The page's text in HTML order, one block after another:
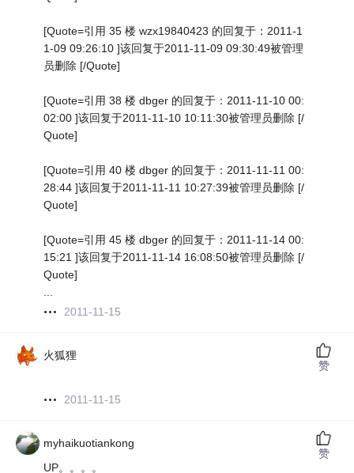
[Quote=引用 35 楼 wzx19840423 的回复于：2011-1
1-09 09:26:10 ]该回复于2011-11-09 09:30:49被管理
员删除 [/Quote]
[Quote=引用 38 楼 dbger 的回复于：2011-11-10 00:
02:00 ]该回复于2011-11-10 10:11:30被管理员删除 [/
Quote]
[Quote=引用 40 楼 dbger 的回复于：2011-11-11 00:
28:44 ]该回复于2011-11-11 10:27:39被管理员删除 [/
Quote]
[Quote=引用 45 楼 dbger 的回复于：2011-11-14 00:
15:21 ]该回复于2011-11-14 16:08:50被管理员删除 [/
Quote]
...
2011-11-15
火狐狸
2011-11-15
赞
myhaikuotiankong
UP。。。。
赞